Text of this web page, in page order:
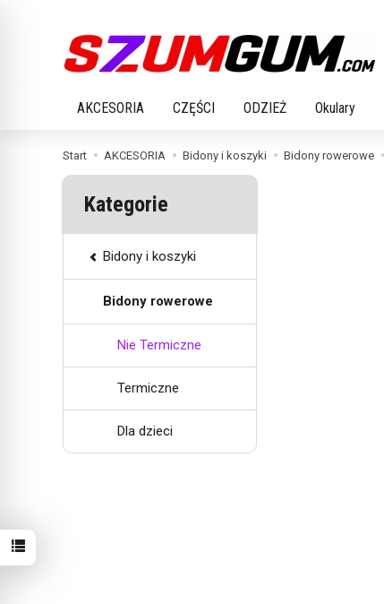
AKCESORIA CZĘŚCI ODZIEŻ Okulary
Start AKCESORIA Bidony i koszyki Bidony rowerowe
Kategorie
Bidony i koszyki
Bidony rowerowe
Nie Termiczne
Termiczne
Dla dzieci